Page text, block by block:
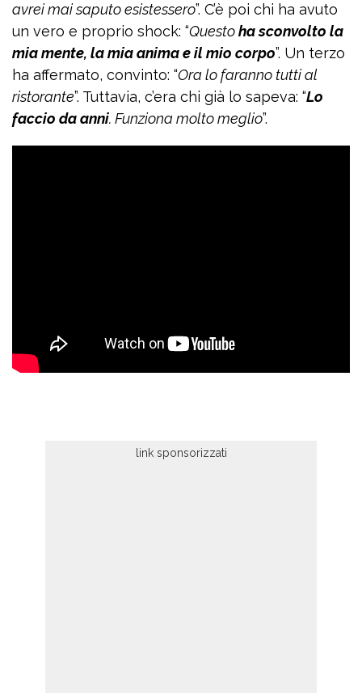
avrei mai saputo esistessero”. C’è poi chi ha avuto
un vero e proprio shock: “Questoha sconvolto la
mia mente, la mia anima e il mio corpo”. Un terzo
ha affermato, convinto: “Ora lo faranno tutti al
ristorante”. Tuttavia, c’era chi già lo sapeva: “Lo
faccio daanni. Funziona molto meglio”.